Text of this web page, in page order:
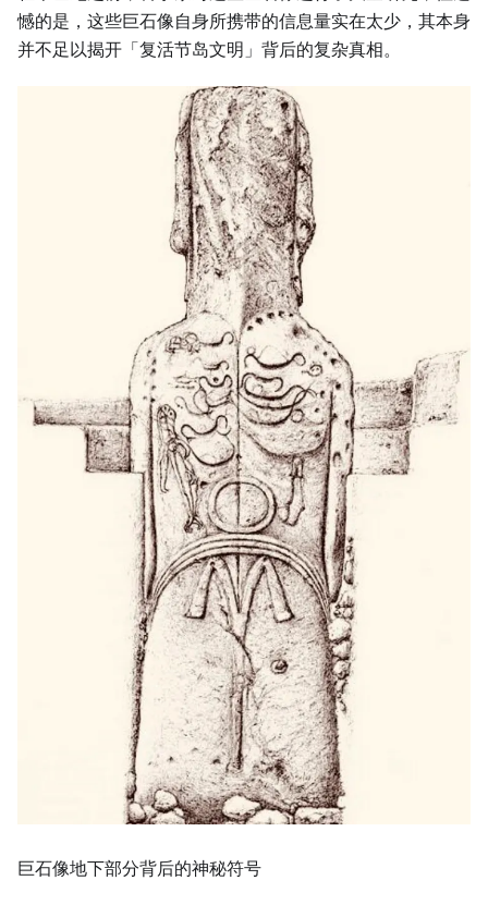
憾的是，这些巨石像自身所携带的信息量实在太少，其本身
并不足以揭开「复活节岛文明」背后的复杂真相。
巨石像地下部分背后的神秘符号